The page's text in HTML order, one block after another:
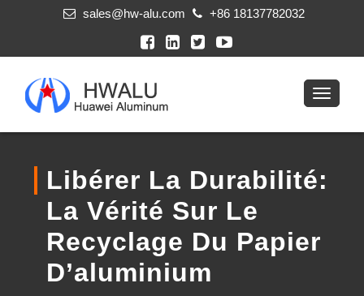
sales@hw-alu.com +86 18137782032
Libérer La Durabilité:
La Vérité Sur Le
Recyclage Du Papier
D’aluminium